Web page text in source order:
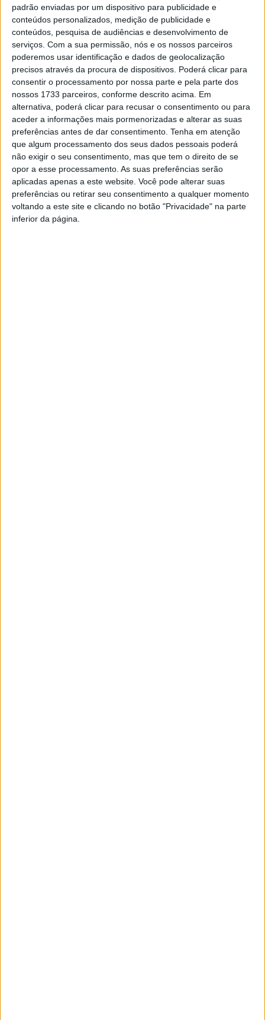
padrão enviadas por um dispositivo para publicidade e
conteúdos personalizados, medição de publicidade e
conteúdos, pesquisa de audiências e desenvolvimento de
serviços. Com a sua permissão, nós e os nossos parceiros
poderemos usar identificação e dados de geolocalização
precisos através da procura de dispositivos. Poderá clicar para
consentir o processamento por nossa parte e pela parte dos
nossos 1733 parceiros, conforme descrito acima. Em
alternativa, poderá clicar para recusar o consentimento ou para
aceder a informações mais pormenorizadas e alterar as suas
preferências antes de dar consentimento. Tenha em atenção
que algum processamento dos seus dados pessoais poderá
não exigir o seu consentimento, mas que tem o direito de se
opor a esse processamento. As suas preferências serão
aplicadas apenas a este website. Você pode alterar suas
preferências ou retirar seu consentimento a qualquer momento
voltando a este site e clicando no botão "Privacidade" na parte
inferior da página.
Esta e outras notícias para ouvir em desenvolvimento na
Estação Diária – 96.8 FM ou emwww.968.fm.
Pub
TAGS Covid-19
Artigo anterior